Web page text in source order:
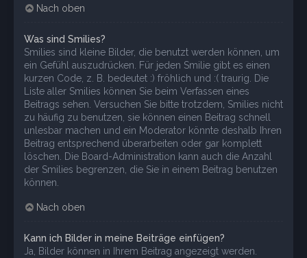
Nach oben
Was sind Smilies?
Smilies sind kleine Bilder, die benutzt werden können, um
ein Gefühl auszudrücken. Für jeden Smilie gibt es einen
kurzen Code, z. B. bedeutet :) fröhlich und :( traurig. Die
Liste aller Smilies können Sie beim Verfassen eines
Beitrags sehen. Versuchen Sie bitte trotzdem, Smilies nicht
zu häufig zu benutzen, sie können einen Beitrag schnell
unlesbar machen und ein Moderator könnte deshalb Ihren
Beitrag entsprechend überarbeiten oder gar komplett
löschen. Die Board-Administration kann auch die Anzahl
der Smilies begrenzen, die Sie in einem Beitrag benutzen
können.
Nach oben
Kann ich Bilder in meine Beiträge einfügen?
Ja, Bilder können in Ihrem Beitrag angezeigt werden.